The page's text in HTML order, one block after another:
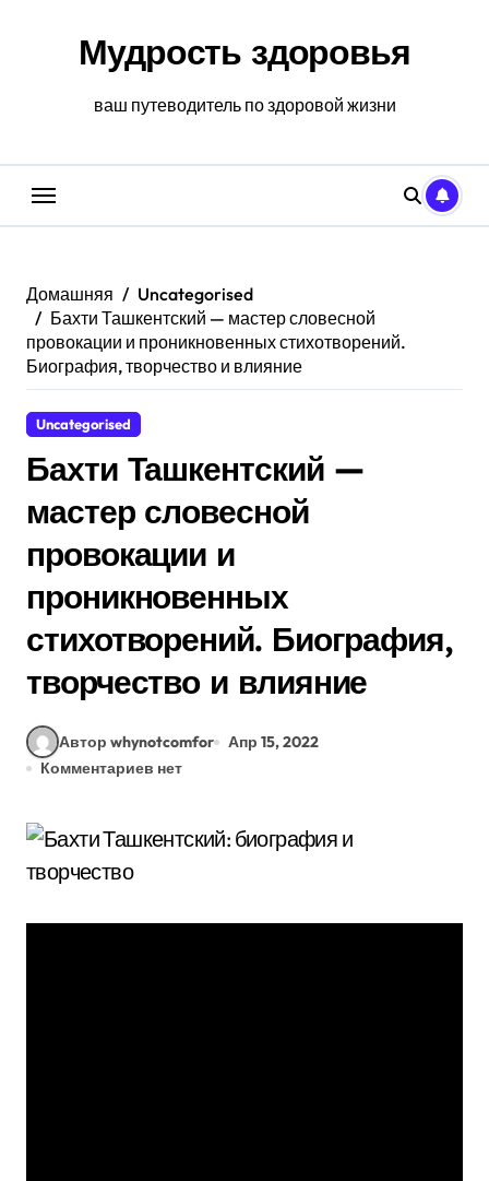
содержаниюМудрость здоровья
ваш путеводитель по здоровой жизни
Домашняя
Uncategorised
Бахти Ташкентский — мастер словесной
провокации и проникновенных стихотворений.
Биография, творчество и влияние
Uncategorised
Бахти Ташкентский —
мастер словесной
провокации и
проникновенных
стихотворений. Биография,
творчество и влияние
Автор whynotcomfor
Апр 15, 2022
Комментариев нет